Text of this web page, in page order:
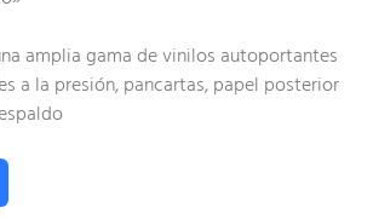
amplia gama de vinilos autoportantes
a la presión, pancartas, papel posterior